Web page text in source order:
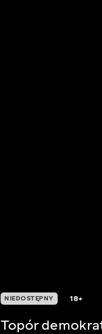
NIEDOSTĘPNY 18+
Topór